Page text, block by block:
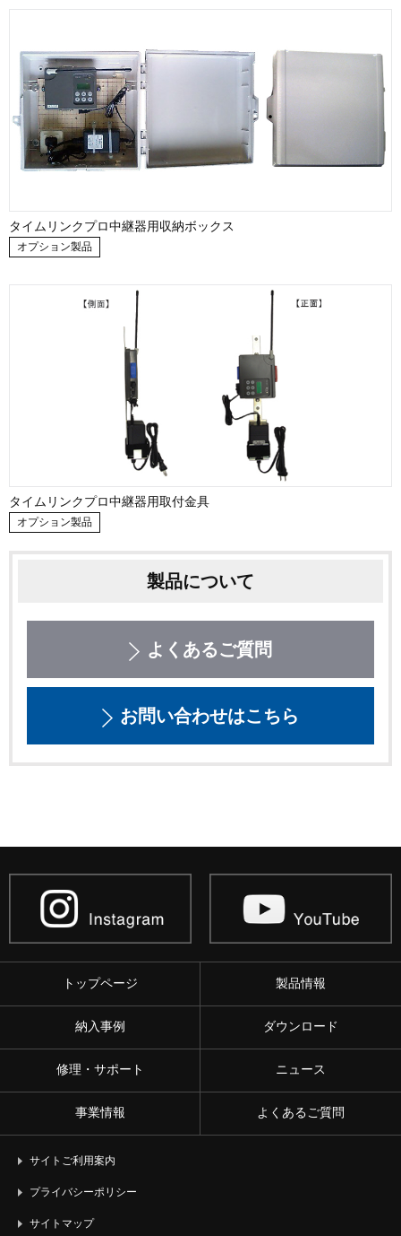
タイムリンクプロ中継器用収納ボックス
オプション製品
タイムリンクプロ中継器用取付金具
オプション製品
製品について
よくあるご質問
お問い合わせはこちら
トップページ 製品情報
納入事例 ダウンロード
修理・サポート ニュース
事業情報 よくあるご質問
サイトご利用案内
プライバシーポリシー
サイトマップ